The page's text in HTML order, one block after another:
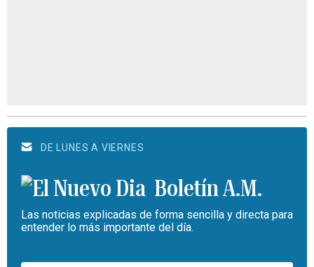
DE LUNES A VIERNES
Boletín A.M.
Las noticias explicadas de forma sencilla y directa para
entender lo más importante del día.